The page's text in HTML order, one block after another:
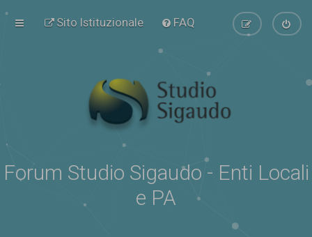
Sito Istituzionale FAQ
Forum Studio Sigaudo - Enti Locali
e PA